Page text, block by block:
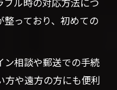
っており、初めての
ン相談や郵送での手続
方や遠方の方にも便利